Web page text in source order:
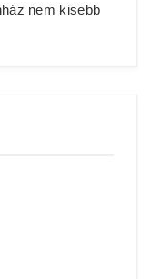
nem kisebb